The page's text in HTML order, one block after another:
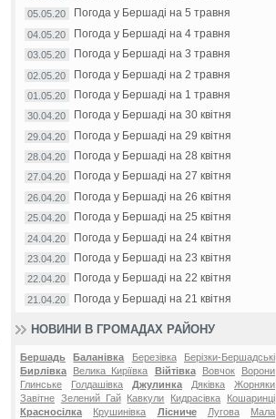
05.05.20 Погода у Бершаді на 5 травня
04.05.20 Погода у Бершаді на 4 травня
03.05.20 Погода у Бершаді на 3 травня
02.05.20 Погода у Бершаді на 2 травня
01.05.20 Погода у Бершаді на 1 травня
30.04.20 Погода у Бершаді на 30 квітня
29.04.20 Погода у Бершаді на 29 квітня
28.04.20 Погода у Бершаді на 28 квітня
27.04.20 Погода у Бершаді на 27 квітня
26.04.20 Погода у Бершаді на 26 квітня
25.04.20 Погода у Бершаді на 25 квітня
24.04.20 Погода у Бершаді на 24 квітня
23.04.20 Погода у Бершаді на 23 квітня
22.04.20 Погода у Бершаді на 22 квітня
21.04.20 Погода у Бершаді на 21 квітня
НОВИНИ В ГРОМАДАХ РАЙОНУ
Бершадь Баланівка Березівка
Берізки-Бершадські
Бирлівка
Велика Киріївка Війтівка Вовчок
Ворони
Глинське
Голдашівка Джулинка Дяківка
Жорняки
Завітне Зелений Гай Кавкули Кидрасівка
Кошаринці
Красносілка
Крушинівка Лісниче Лугова
Мала